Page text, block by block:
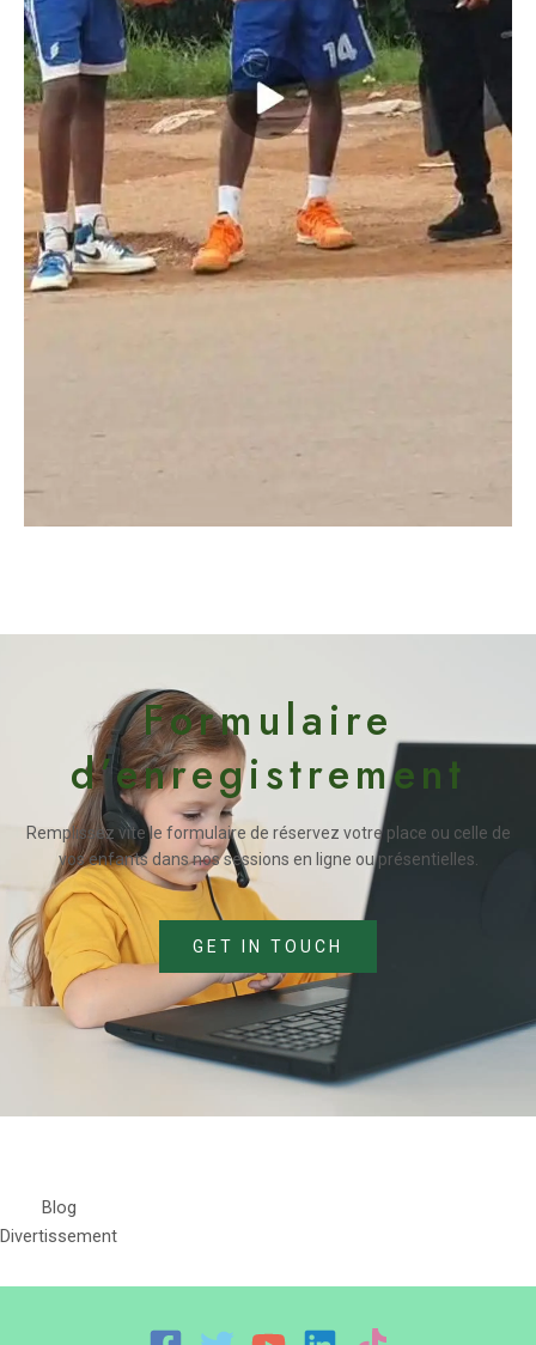
Formulaire
d’enregistrement
Remplissez vite le formulaire de réservez votre place ou celle de
vos enfants dans nos sessions en ligne ou présentielles.
GET IN TOUCH
Blog
Divertissement